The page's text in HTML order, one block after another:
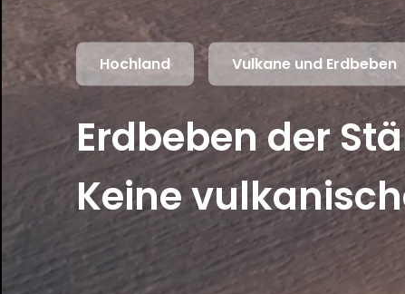
Hochland Vulkane und Erdbeben
Erdbeben der
Keine